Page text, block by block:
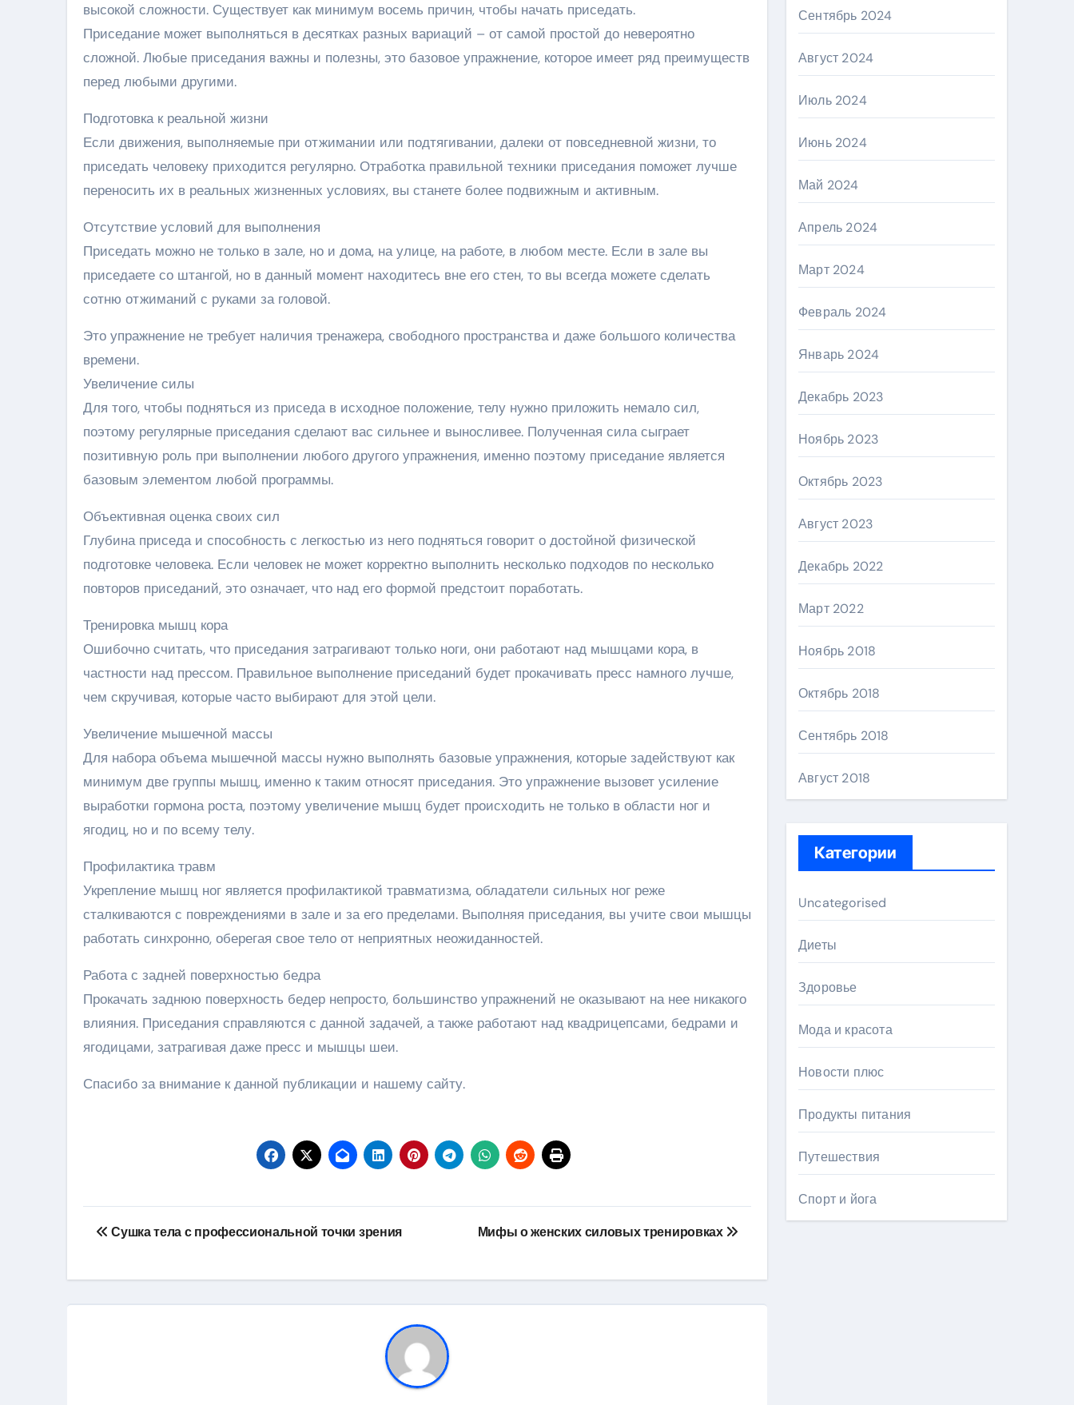
высокой сложности. Существует как минимум восемь причин, чтобы начать приседать.
Приседание может выполняться в десятках разных вариаций – от самой простой до невероятно
сложной. Любые приседания важны и полезны, это базовое упражнение, которое имеет ряд преимуществ
перед любыми другими.
Подготовка к реальной жизни
Если движения, выполняемые при отжимании или подтягивании, далеки от повседневной жизни, то
приседать человеку приходится регулярно. Отработка правильной техники приседания поможет лучше
переносить их в реальных жизненных условиях, вы станете более подвижным и активным.
Отсутствие условий для выполнения
Приседать можно не только в зале, но и дома, на улице, на работе, в любом месте. Если в зале вы
приседаете со штангой, но в данный момент находитесь вне его стен, то вы всегда можете сделать
сотню отжиманий с руками за головой.
Это упражнение не требует наличия тренажера, свободного пространства и даже большого количества
времени.
Увеличение силы
Для того, чтобы подняться из приседа в исходное положение, телу нужно приложить немало сил,
поэтому регулярные приседания сделают вас сильнее и выносливее. Полученная сила сыграет
позитивную роль при выполнении любого другого упражнения, именно поэтому приседание является
базовым элементом любой программы.
Объективная оценка своих сил
Глубина приседа и способность с легкостью из него подняться говорит о достойной физической
подготовке человека. Если человек не может корректно выполнить несколько подходов по несколько
повторов приседаний, это означает, что над его формой предстоит поработать.
Тренировка мышц кора
Ошибочно считать, что приседания затрагивают только ноги, они работают над мышцами кора, в
частности над прессом. Правильное выполнение приседаний будет прокачивать пресс намного лучше,
чем скручивая, которые часто выбирают для этой цели.
Увеличение мышечной массы
Для набора объема мышечной массы нужно выполнять базовые упражнения, которые задействуют как
минимум две группы мышц, именно к таким относят приседания. Это упражнение вызовет усиление
выработки гормона роста, поэтому увеличение мышц будет происходить не только в области ног и
ягодиц, но и по всему телу.
Профилактика травм
Укрепление мышц ног является профилактикой травматизма, обладатели сильных ног реже
сталкиваются с повреждениями в зале и за его пределами. Выполняя приседания, вы учите свои мышцы
работать синхронно, оберегая свое тело от неприятных неожиданностей.
Работа с задней поверхностью бедра
Прокачать заднюю поверхность бедер непросто, большинство упражнений не оказывают на нее никакого
влияния. Приседания справляются с данной задачей, а также работают над квадрицепсами, бедрами и
ягодицами, затрагивая даже пресс и мышцы шеи.
Спасибо за внимание к данной публикации и нашему сайту.
Навигация
записям
Сушка тела с профессиональной точки зрения Мифы о женских силовых тренировках
Сентябрь 2024
Август 2024
Июль 2024
Июнь 2024
Май 2024
Апрель 2024
Март 2024
Февраль 2024
Январь 2024
Декабрь 2023
Ноябрь 2023
Октябрь 2023
Август 2023
Декабрь 2022
Март 2022
Ноябрь 2018
Октябрь 2018
Сентябрь 2018
Август 2018
Категории
Uncategorised
Диеты
Здоровье
Мода и красота
Новости плюс
Продукты питания
Путешествия
Спорт и йога